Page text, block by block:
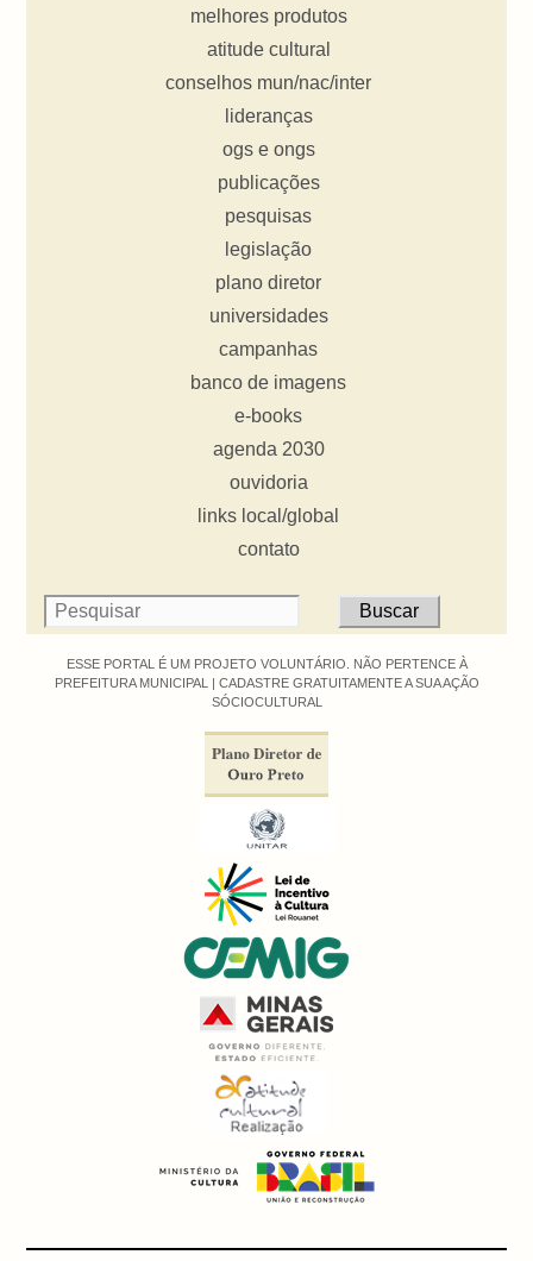
melhores produtos
atitude cultural
conselhos mun/nac/inter
lideranças
ogs e ongs
publicações
pesquisas
legislação
plano diretor
universidades
campanhas
banco de imagens
e-books
agenda 2030
ouvidoria
links local/global
contato
ESSE PORTAL É UM PROJETO VOLUNTÁRIO. NÃO PERTENCE À
PREFEITURA MUNICIPAL | CADASTRE GRATUITAMENTE A SUA AÇÃO
SÓCIOCULTURAL